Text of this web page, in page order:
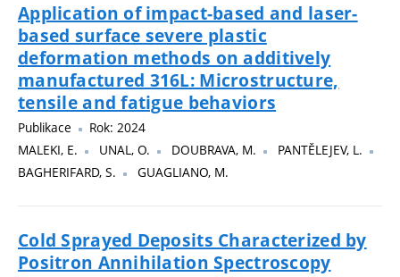
Application of impact-based and laser-
based surface severe plastic
deformation methods on additively
manufactured 316L: Microstructure,
tensile and fatigue behaviors
Publikace
Rok: 2024
MALEKI, E.
UNAL, O. DOUBRAVA, M.
PANTĚLEJEV, L.
BAGHERIFARD, S.
GUAGLIANO, M.
Cold Sprayed Deposits Characterized by
Positron Annihilation Spectroscopy